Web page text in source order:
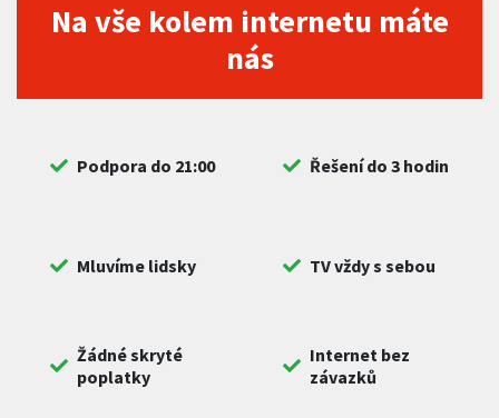
Na vše kolem internetu máte
nás
Podpora do 21:00 Řešení do 3 hodin
Mluvíme lidsky TV vždy s sebou
Žádné skryté
poplatky
Internet bez
závazků